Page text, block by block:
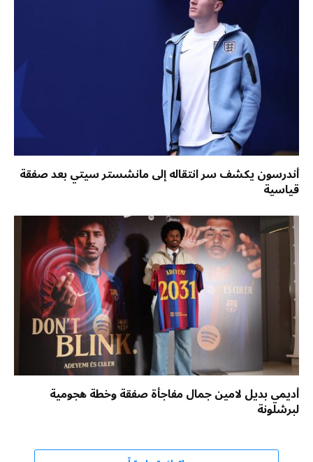
أندرسون يكشف سر انتقاله إلى مانشستر سيتي بعد صفقة
قياسية
أديمي بديل لامين جمال مفاجأة صفقة وخطة هجومية
لبرشلونة